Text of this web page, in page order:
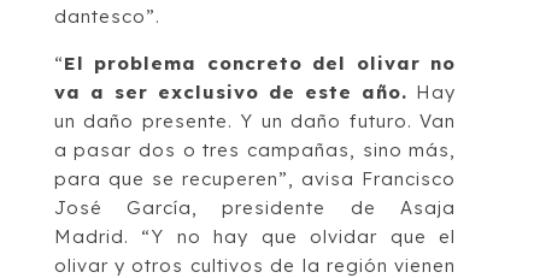
dantesco”.
“El problema concreto del olivar no
va a ser exclusivo de este año. Hay
un daño presente. Y un daño futuro. Van
a pasar dos o tres campañas, sino más,
para que se recuperen”, avisa Francisco
José García, presidente de Asaja
Madrid. “Y no hay que olvidar que el
olivar y otros cultivos de la región vienen